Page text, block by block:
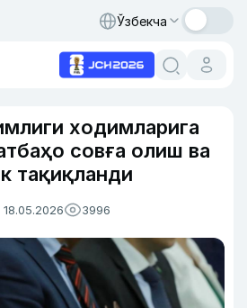
Ўзбекча
ходимларига
совға олиш ва
тақиқланди
18.05.2026 3996